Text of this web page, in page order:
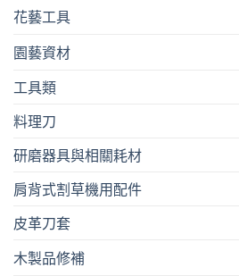
花藝工具
園藝資材
工具類
料理刀
研磨器具與相關耗材
肩背式割草機用配件
皮革刀套
木製品修補